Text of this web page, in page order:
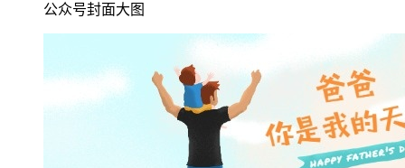
公众号封面大图